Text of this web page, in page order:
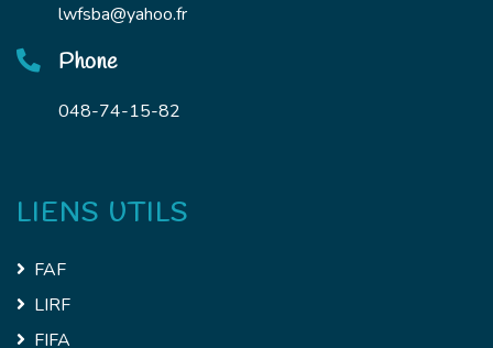
lwfsba@yahoo.fr
Phone
048-74-15-82
LIENS UTILS
FAF
LIRF
FIFA